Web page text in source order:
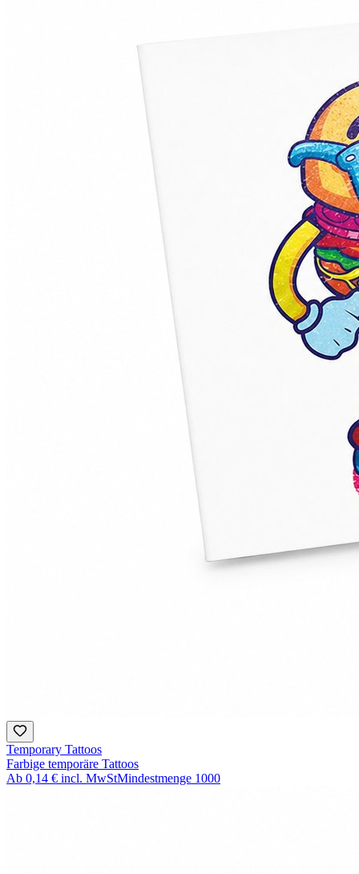
Temporary Tattoos
Farbige temporäre Tattoos
Ab 0,14 € incl. MwStMindestmenge 1000